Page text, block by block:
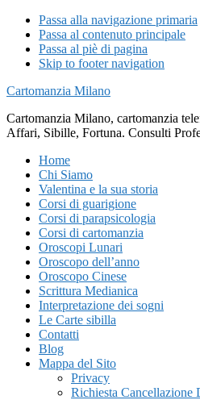
Passa alla navigazione primaria
Passa al contenuto principale
Passa al piè di pagina
Skip to footer navigation
Cartomanzia Milano
Cartomanzia Milano, cartomanzia
Affari, Sibille, Fortuna. Consulti
Home
Chi Siamo
Valentina e la sua storia
Corsi di guarigione
Corsi di parapsicologia
Corsi di cartomanzia
Oroscopi Lunari
Oroscopo dell’anno
Oroscopo Cinese
Scrittura Medianica
Interpretazione dei sogni
Le Carte sibilla
Contatti
Blog
Mappa del Sito
Privacy
Richiesta Cancellazione